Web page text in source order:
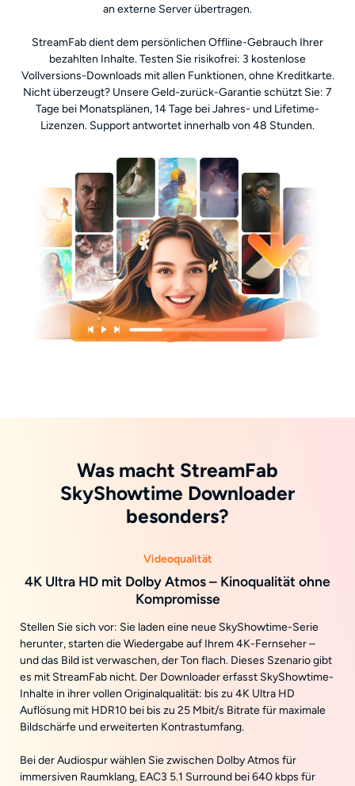
an externe Server übertragen.
StreamFab dient dem persönlichen Offline-Gebrauch Ihrer
bezahlten Inhalte. Testen Sie risikofrei: 3 kostenlose
Vollversions-Downloads mit allen Funktionen, ohne Kreditkarte.
Nicht überzeugt? Unsere Geld-zurück-Garantie schützt Sie: 7
Tage bei Monatsplänen, 14 Tage bei Jahres- und Lifetime-
Lizenzen. Support antwortet innerhalb von 48 Stunden.
Was macht StreamFab
SkyShowtime Downloader
besonders?
Videoqualität
4K Ultra HD mit Dolby Atmos – Kinoqualität ohne
Kompromisse
Stellen Sie sich vor: Sie laden eine neue SkyShowtime-Serie
herunter, starten die Wiedergabe auf Ihrem 4K-Fernseher –
und das Bild ist verwaschen, der Ton flach. Dieses Szenario gibt
es mit StreamFab nicht. Der Downloader erfasst SkyShowtime-
Inhalte in ihrer vollen Originalqualität: bis zu 4K Ultra HD
Auflösung mit HDR10 bei bis zu 25 Mbit/s Bitrate für maximale
Bildschärfe und erweiterten Kontrastumfang.
Bei der Audiospur wählen Sie zwischen Dolby Atmos für
immersiven Raumklang, EAC3 5.1 Surround bei 640 kbps für